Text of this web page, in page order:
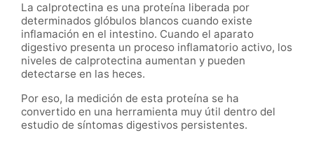
La calprotectina es una proteína liberada por
determinados glóbulos blancos cuando existe
inflamación en el intestino. Cuando el aparato
digestivo presenta un proceso inflamatorio activo, los
niveles de calprotectina aumentan y pueden
detectarse en las heces.
Por eso, la medición de esta proteína se ha
convertido en una herramienta muy útil dentro del
estudio de síntomas digestivos persistentes.